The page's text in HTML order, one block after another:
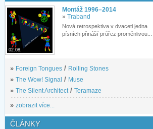
02.08.
Montáž 1996–2014
» Traband
Nová retrospektiva v dvaceti jedna
písních přináší průřez proměnlivou...
» Foreign Tongues / Rolling Stones
» The Wow! Signal / Muse
» The Silent Architect/ Teramaze
» zobrazit více...
ČLÁNKY